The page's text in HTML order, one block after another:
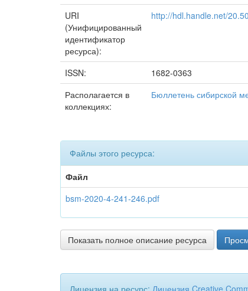
URI
(Унифицированный
идентификатор
ресурса):
http://hdl.handle.net/
ISSN:
1682-0363
Располагается в
коллекциях:
Бюллетень сибирской
Файлы этого ресурса:
Файл
bsm-2020-4-241-246.pdf
Показать полное описание ресурса
Лицензия на ресурс: Лицензия Creative